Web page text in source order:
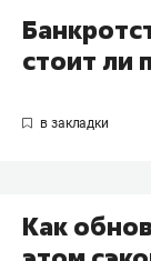
стоит ли
Как